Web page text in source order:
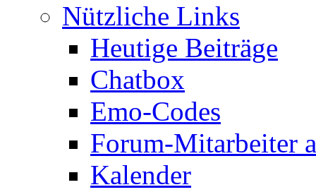
Nützliche Links
Heutige Beiträge
Chatbox
Emo-Codes
Forum-Mitarbeiter
Kalender